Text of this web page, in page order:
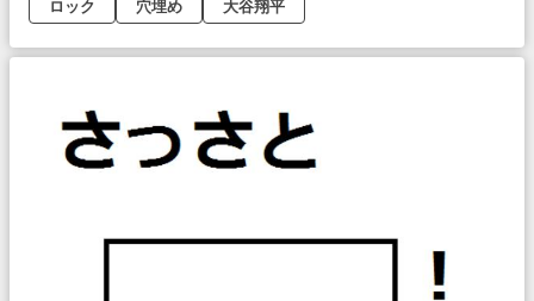
ロック
穴埋め 大谷翔平